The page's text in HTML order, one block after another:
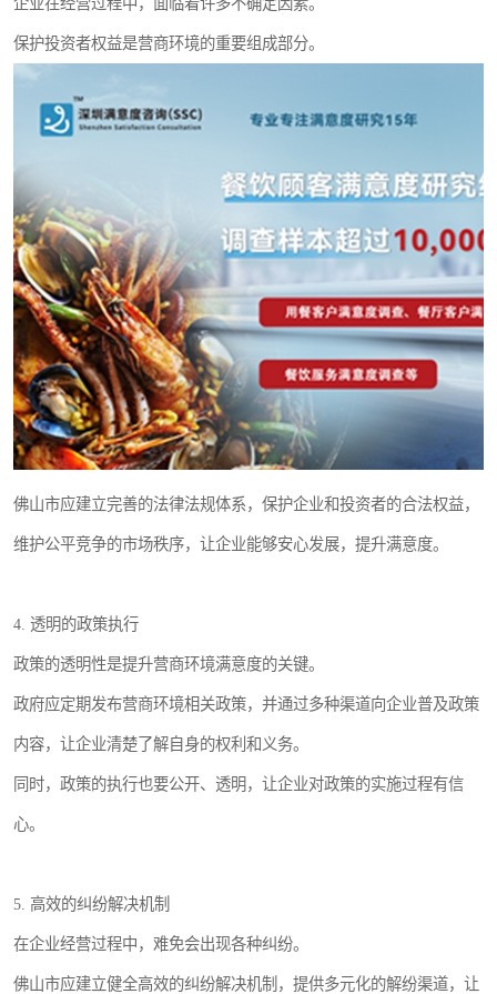
保护投资者权益是营商环境的重要组成部分。
佛山市应建立完善的法律法规体系，保护企业和投资者的合法权益，
维护公平竞争的市场秩序，让企业能够安心发展，提升满意度。
4. 透明的政策执行
政策的透明性是提升营商环境满意度的关键。
政府应定期发布营商环境相关政策，并通过多种渠道向企业普及政策
内容，让企业清楚了解自身的权利和义务。
同时，政策的执行也要公开、透明，让企业对政策的实施过程有信
心。
5. 高效的纠纷解决机制
在企业经营过程中，难免会出现各种纠纷。
佛山市应建立健全高效的纠纷解决机制，提供多元化的解纷渠道，让